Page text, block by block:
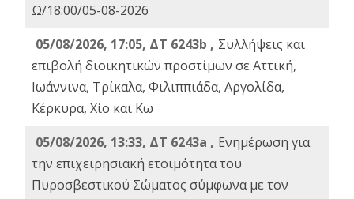
Ω/18:00/05-08-2026
05/08/2026, 17:05, ΔΤ 6243b , Συλλήψεις και
επιβολή διοικητικών προστίμων σε Αττική,
Ιωάννινα, Τρίκαλα, Φιλιππιάδα, Αργολίδα,
Κέρκυρα, Χίο και Κω
05/08/2026, 13:33, ΔΤ 6243a , Ενημέρωση για
την επιχειρησιακή ετοιμότητα του
Πυροσβεστικού Σώματος σύμφωνα με τον